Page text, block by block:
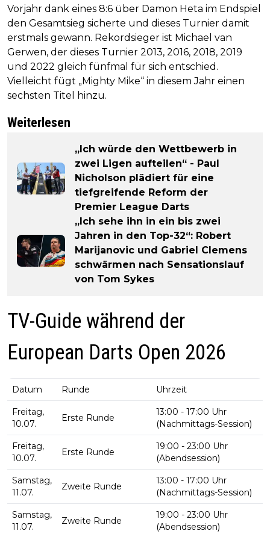
Vorjahr dank eines 8:6 über Damon Heta im Endspiel
den Gesamtsieg sicherte und dieses Turnier damit
erstmals gewann. Rekordsieger ist Michael van
Gerwen, der dieses Turnier 2013, 2016, 2018, 2019
und 2022 gleich fünfmal für sich entschied.
Vielleicht fügt „Mighty Mike“ in diesem Jahr einen
sechsten Titel hinzu.
Weiterlesen
„Ich würde den Wettbewerb in
zwei Ligen aufteilen“ - Paul
Nicholson plädiert für eine
tiefgreifende Reform der
Premier League Darts
„Ich sehe ihn in ein bis zwei
Jahren in den Top-32“: Robert
Marijanovic und Gabriel Clemens
schwärmen nach Sensationslauf
von Tom Sykes
TV-Guide während der
European Darts Open 2026
Datum Runde Uhrzeit
Freitag,
10.07.
Erste Runde
13:00 - 17:00 Uhr
(Nachmittags-Session)
Freitag,
10.07.
Erste Runde
19:00 - 23:00 Uhr
(Abendsession)
Samstag,
11.07.
Zweite Runde
13:00 - 17:00 Uhr
(Nachmittags-Session)
Samstag,
11.07.
Zweite Runde
19:00 - 23:00 Uhr
(Abendsession)